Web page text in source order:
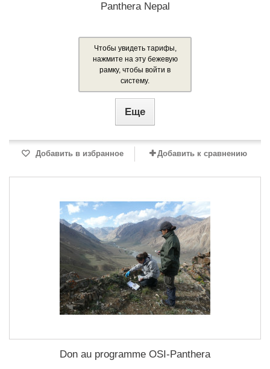
Panthera Nepal
Чтобы увидеть тарифы,
нажмите на эту бежевую
рамку, чтобы войти в
систему.
Еще
Добавить в избранное Добавить к сравнению
Don au programme OSI-Panthera